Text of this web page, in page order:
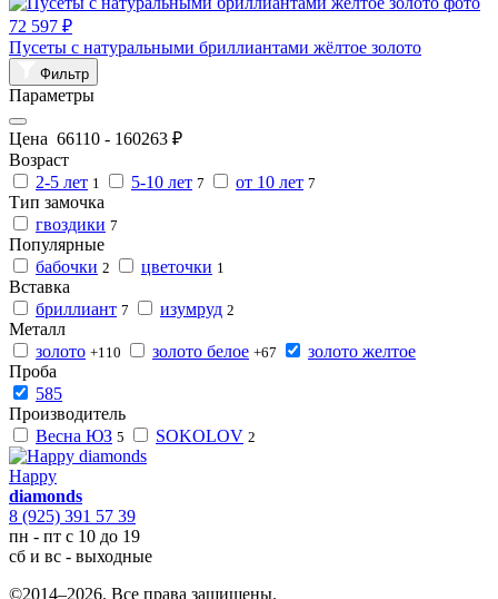
72 597 ₽
Пусеты с натуральными бриллиантами жёлтое золото
Фильтр
Параметры
Цена 66110 - 160263 ₽
Возраст
2-5 лет 1 5-10 лет 7 от 10 лет 7
Тип замочка
гвоздики 7
Популярные
бабочки 2 цветочки 1
Вставка
бриллиант 7 изумруд 2
Металл
золото +110 золото белое +67
золото желтое
Проба
585
Производитель
Весна ЮЗ 5 SOKOLOV 2
Happy
diamonds
8 (925) 391 57 39
пн - пт с 10 до 19
сб и вс - выходные
©2014–2026. Все права защищены.